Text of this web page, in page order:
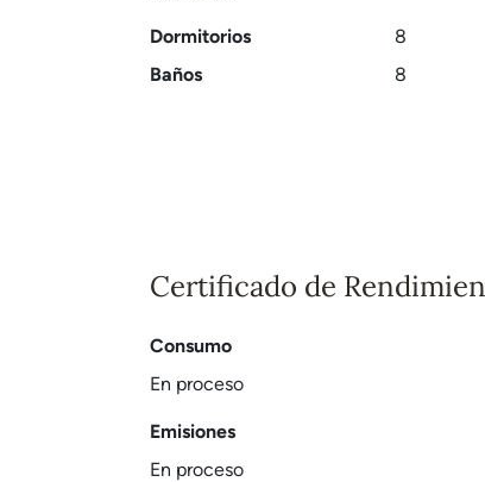
Dormitorios
8
Baños
8
Certificado de
Consumo
En proceso
Emisiones
En proceso